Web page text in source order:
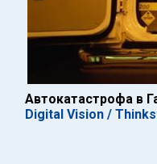
Автокатастрофа в
Digital Vision /